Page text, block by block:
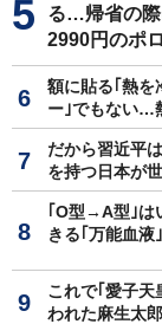
る…帰省の際
2990円のポ
額に貼る｢熱を
ー｣でもない…
だから習近平
を持つ日本が
｢O型→A型｣
きる｢万能血液
これで｢愛子
われた麻生太